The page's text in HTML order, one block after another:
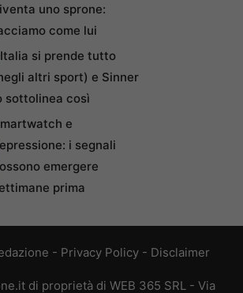
uno sprone:
come lui
si prende tutto
altri sport) e Sinner
sottolinea così
e
i segnali
emergere
prima
- Privacy Policy - Disclaimer
di proprietà di WEB 365 SRL - Via